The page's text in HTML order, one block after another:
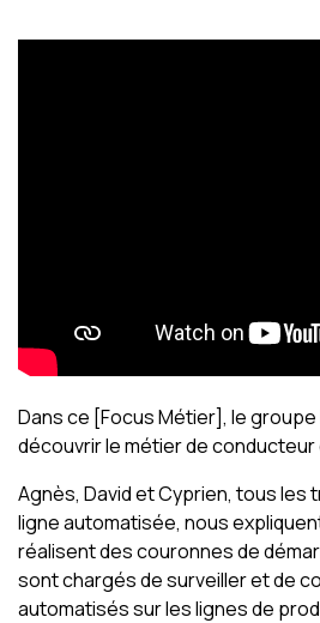
Dans ce [Focus Métier], le
découvrir le métier de
Agnès, David et Cyprien, tous les
ligne automatisée, nous
réalisent des couronnes de
sont chargés de surveiller et de
automatisés sur les lignes de